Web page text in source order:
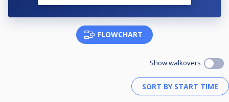
FLOWCHART
Show walkovers